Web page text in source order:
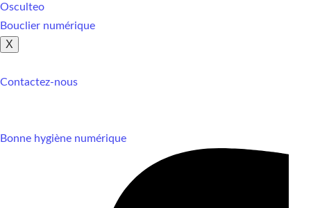
Osculteo
Bouclier numérique
X
Contactez-nous
Bonne hygiène numérique